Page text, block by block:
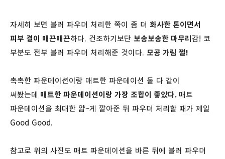
자세히 보면 블러 파우더 처리한 쪽이 좀 더 화사한 톤이면서
피부 결이 매끈매끈하다. 건조하기보단 보송보송한 마무리감! 코
부분도 전부 블러 파우더 처리해준 것이다. 모공 가림 쩔!
촉촉한 파운데이션이랑 매트한 파운데이션 둘 다 같이
써봤는데 매트한 파운데이션이랑 가장 조합이 좋았다. 매트
파운데이션을 최대한 얇~게 깔아준 뒤 파우더 처리할 때가 제일
Good Good.
참고로 위의 사진도 매트 파운데이션을 바른 뒤에 블러 파우더